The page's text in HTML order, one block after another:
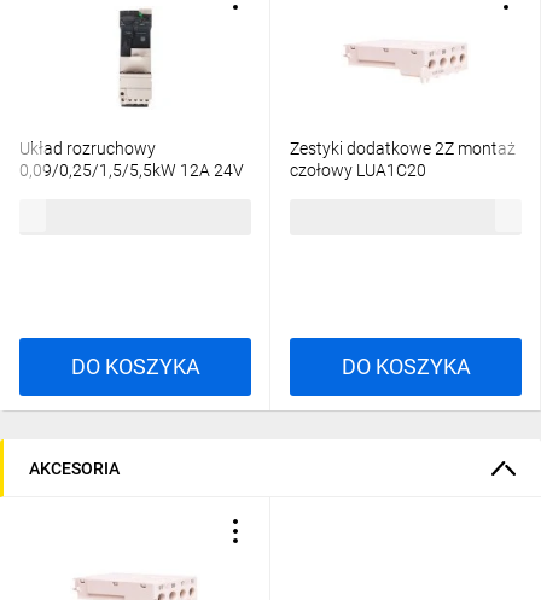
Układ rozruchowy
0,09/0,25/1,5/5,5kW 12A 24V
DO KOSZYKA
Zestyki dodatkowe 2Z montaż
czołowy LUA1C20
DO KOSZYKA
AKCESORIA